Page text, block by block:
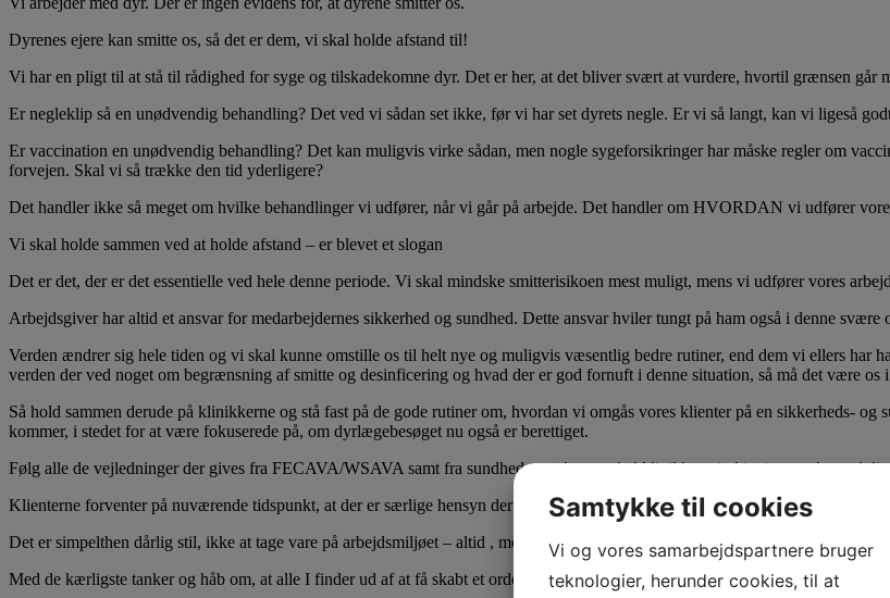
Dyrenes ejere kan smitte os, så det er dem, vi skal holde afstand til!
Vi har en pligt til at stå til rådighed for syge og tilskadekomne dyr. Det er her, at det bliver svært at vurdere, hvortil grænsen går
Er negleklip så en unødvendig behandling? Det ved vi sådan set ikke, før vi har set dyrets negle. Er vi så langt, kan vi ligeså
Er vaccination en unødvendig behandling? Det kan muligvis virke sådan, men nogle sygeforsikringer har måske regler om
forvejen. Skal vi så trække den tid yderligere?
Det handler ikke så meget om hvilke behandlinger vi udfører, når vi går på arbejde. Det handler om HVORDAN vi udfører
Vi skal holde sammen ved at holde afstand – er blevet et slogan
Det er det, der er det essentielle ved hele denne periode. Vi skal mindske smitterisikoen mest muligt, mens vi udfører vores
Arbejdsgiver har altid et ansvar for medarbejdernes sikkerhed og sundhed. Dette ansvar hviler tungt på ham også i denne svære
Verden ændrer sig hele tiden og vi skal kunne omstille os til helt nye og muligvis væsentlig bedre rutiner, end dem vi ellers
verden der ved noget om begrænsning af smitte og desinficering og hvad der er god fornuft i denne situation, så må det være os
Så hold sammen derude på klinikkerne og stå fast på de gode rutiner om, hvordan vi omgås vores klienter på en sikkerheds-
kommer, i stedet for at være fokuserede på, om dyrlægebesøget nu også er berettiget.
Følg alle de vejledninger der gives fra FECAVA/WSAVA samt fra sundhedsstyrelsen og lad klinikkens indtjening og dermed
Klienterne forventer på nuværende tidspunkt, at der er særlige hensyn der skal tages, når de besøger jer på dyreklinikken. De
Det er simpelthen dårlig stil, ikke at tage vare på arbejdsmiljøet – altid , men særligt lige nu!
Med de kærligste tanker og håb om, at alle I finder ud af at få skabt et ordentligt og fornuftigt arbejdsmiljø i disse tider
Samtykke til cookies
Vi og vores samarbejdspartnere bruger
teknologier, herunder cookies, til at